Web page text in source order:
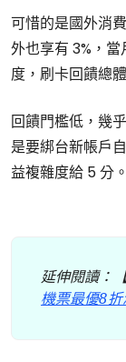
可惜的是國外消
外也享有 3%，
度，刷卡回饋總
回饋門檻低，幾
是要綁台新帳戶
益複雜度給 5 分。
延伸閱讀：
機票最優8折